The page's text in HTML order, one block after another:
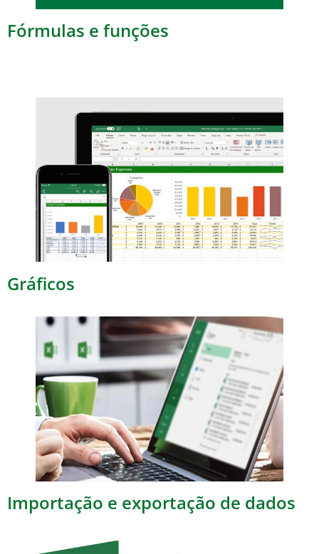
Fórmulas e funções
Gráficos
Importação e exportação de dados